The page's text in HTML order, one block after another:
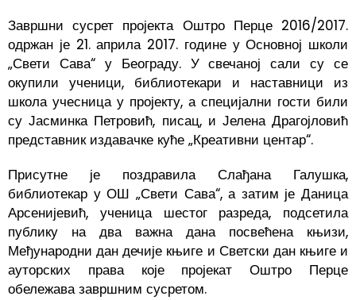
Завршни сусрет пројекта Оштро Перце 2016/2017.
одржан је 21. априла 2017. године у Основној школи
„Свети Сава“ у Београду. У свечаној сали су се
окупили ученици, библиотекари и наставници из
школа учесница у пројекту, а специјални гости били
су Јасминка Петровић, писац, и Јелена Драгојловић
представник издавачке куће „Креативни центар“.
Присутне је поздравила Слађана Галушка,
библиотекар у ОШ „Свети Сава“, а затим је Даница
Арсенијевић, ученица шестог разреда, подсетила
публику на два важна дана посвећена књизи,
Међународни дан дечије књиге и Светски дан књиге и
ауторских права које пројекат Оштро Перце
обележава завршним сусретом.